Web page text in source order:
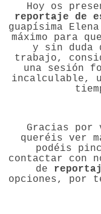
Hoy os
reportaje de
guapísima
máximo para
y sin duda
trabajo,
una sesión
incalculable,
Gracias
queréis ver
podéis
contactar con
de
opciones, por